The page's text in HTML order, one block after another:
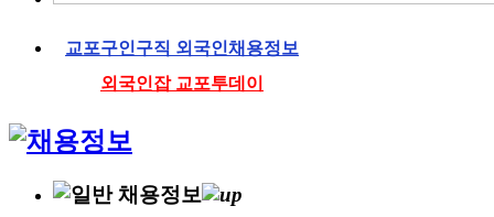
교포구인구직 외국인채용정보
외국인잡 교포투데이